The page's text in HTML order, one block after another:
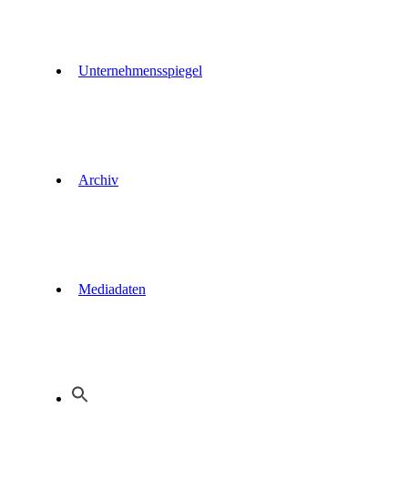
Unternehmensspiegel
Archiv
Mediadaten